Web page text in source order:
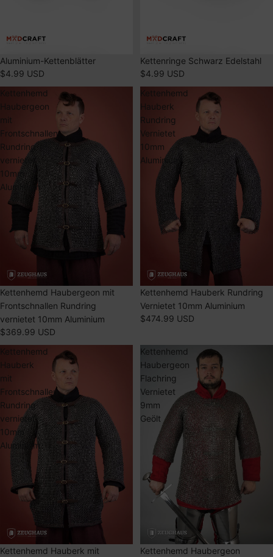
Aluminium-Kettenblätter
$4.99 USD
Kettenringe Schwarz Edelstahl
$4.99 USD
Kettenhemd
Haubergeon
mit
Frontschnallen
Rundring
vernietet
10mm
Aluminium
AUSVERKAUFT
Kettenhemd Haubergeon mit
Frontschnallen Rundring
vernietet 10mm Aluminium
$369.99 USD
Kettenhemd
Hauberk
Rundring
Vernietet
10mm
Aluminium
Kettenhemd Hauberk Rundring
Vernietet 10mm Aluminium
$474.99 USD
Kettenhemd
Hauberk
mit
Frontschnallen
Rundring
vernietet
10mm
Aluminium
AUSVERKAUFT
Kettenhemd Hauberk mit
Kettenhemd
Haubergeon
Flachring
Vernietet
9mm
Geölt
Kettenhemd Haubergeon